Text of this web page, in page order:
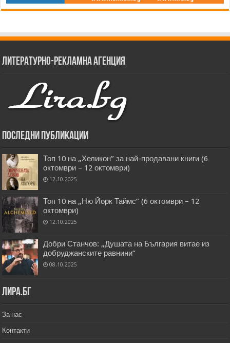
Литературно-рекламна агенция
Последни публикации
Топ 10 на „Хеликон” за най-продавани книги (6
октомври – 12 октомври)
12.10.2025
Топ 10 на „Ню Йорк Таймс” (6 октомври – 12
октомври)
12.10.2025
Добри Станчов: „Душата на България витае из
добруджанските равнини“
08.10.2025
Лира.бг
За нас
Контакти